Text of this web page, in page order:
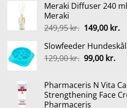
Meraki Diffuser 240
Meraki
249,95kr. Den
pris
var:
149,00 kr.
Slowfeeder
129,00kr. Den
var:
129,00 kr..
99,00 kr.Den
er:
Pharmaceris N Vita
Strengthening Face
Pharmaceris